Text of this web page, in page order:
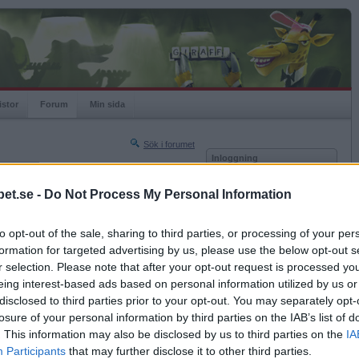
- Do Not Process My Personal Information
opt-out of the sale, sharing to third parties, or processing of your
for targeted advertising by us, please use the below opt-out
selection. Please note that after your opt-out request is processed
interest-based ads based on personal information utilized by us
to third parties prior to your opt-out. You may separately
of your personal information by third parties on the IAB’s list of
This information may also be disclosed by us to third parties on the
Participants that may further disclose it to other third parties.
Forum Min sida
Sök i forumet
Nästa sida »
2005-12-06 21:08
2005-12-06 21:51
Inloggning
Kom ihåg mig
Glömt ditt lösenord?
Få ny aktiveringslänk
Betapet är gratis!